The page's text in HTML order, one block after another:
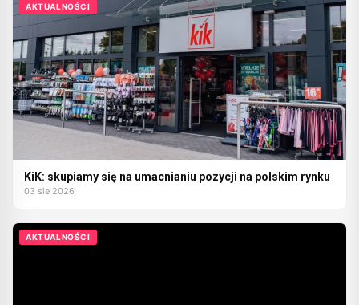
AKTUALNOŚCI
KiK: skupiamy się na umacnianiu pozycji na polskim rynku
03 sie 2026
AKTUALNOŚCI